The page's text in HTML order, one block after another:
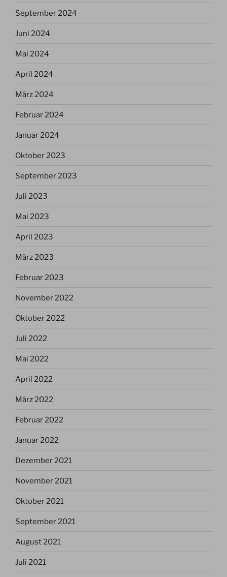
September 2024
Juni 2024
Mai 2024
April 2024
März 2024
Februar 2024
Januar 2024
Oktober 2023
September 2023
Juli 2023
Mai 2023
April 2023
März 2023
Februar 2023
November 2022
Oktober 2022
Juli 2022
Mai 2022
April 2022
März 2022
Februar 2022
Januar 2022
Dezember 2021
November 2021
Oktober 2021
September 2021
August 2021
Juli 2021